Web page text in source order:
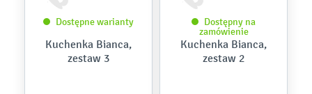
Dostępne warianty
Kuchenka Bianca,
zestaw 3
Dostępny na
zamówienie
Kuchenka Bianca,
zestaw 2